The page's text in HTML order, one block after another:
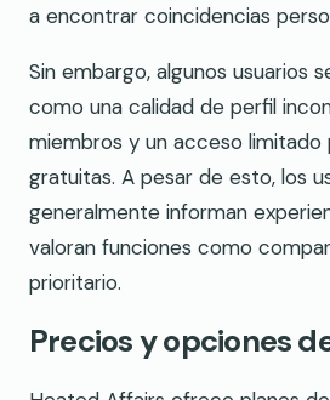
a encontrar coincidencias
Sin embargo, algunos usuarios
como una calidad de perfil
miembros y un acceso limitado
gratuitas. A pesar de esto, los
generalmente informan
valoran funciones como
prioritario.
Precios y opciones